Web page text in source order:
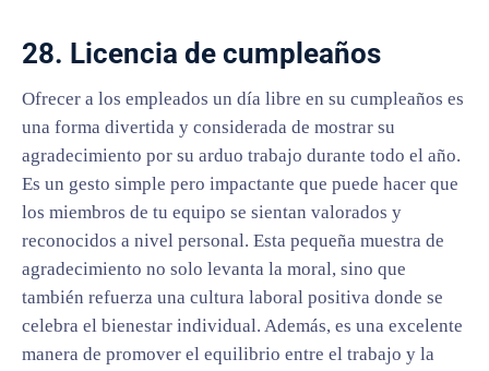
28. Licencia de cumpleaños
Ofrecer a los empleados un día libre en su cumpleaños es
una forma divertida y considerada de mostrar su
agradecimiento por su arduo trabajo durante todo el año.
Es un gesto simple pero impactante que puede hacer que
los miembros de tu equipo se sientan valorados y
reconocidos a nivel personal. Esta pequeña muestra de
agradecimiento no solo levanta la moral, sino que
también refuerza una cultura laboral positiva donde se
celebra el bienestar individual. Además, es una excelente
manera de promover el equilibrio entre el trabajo y la